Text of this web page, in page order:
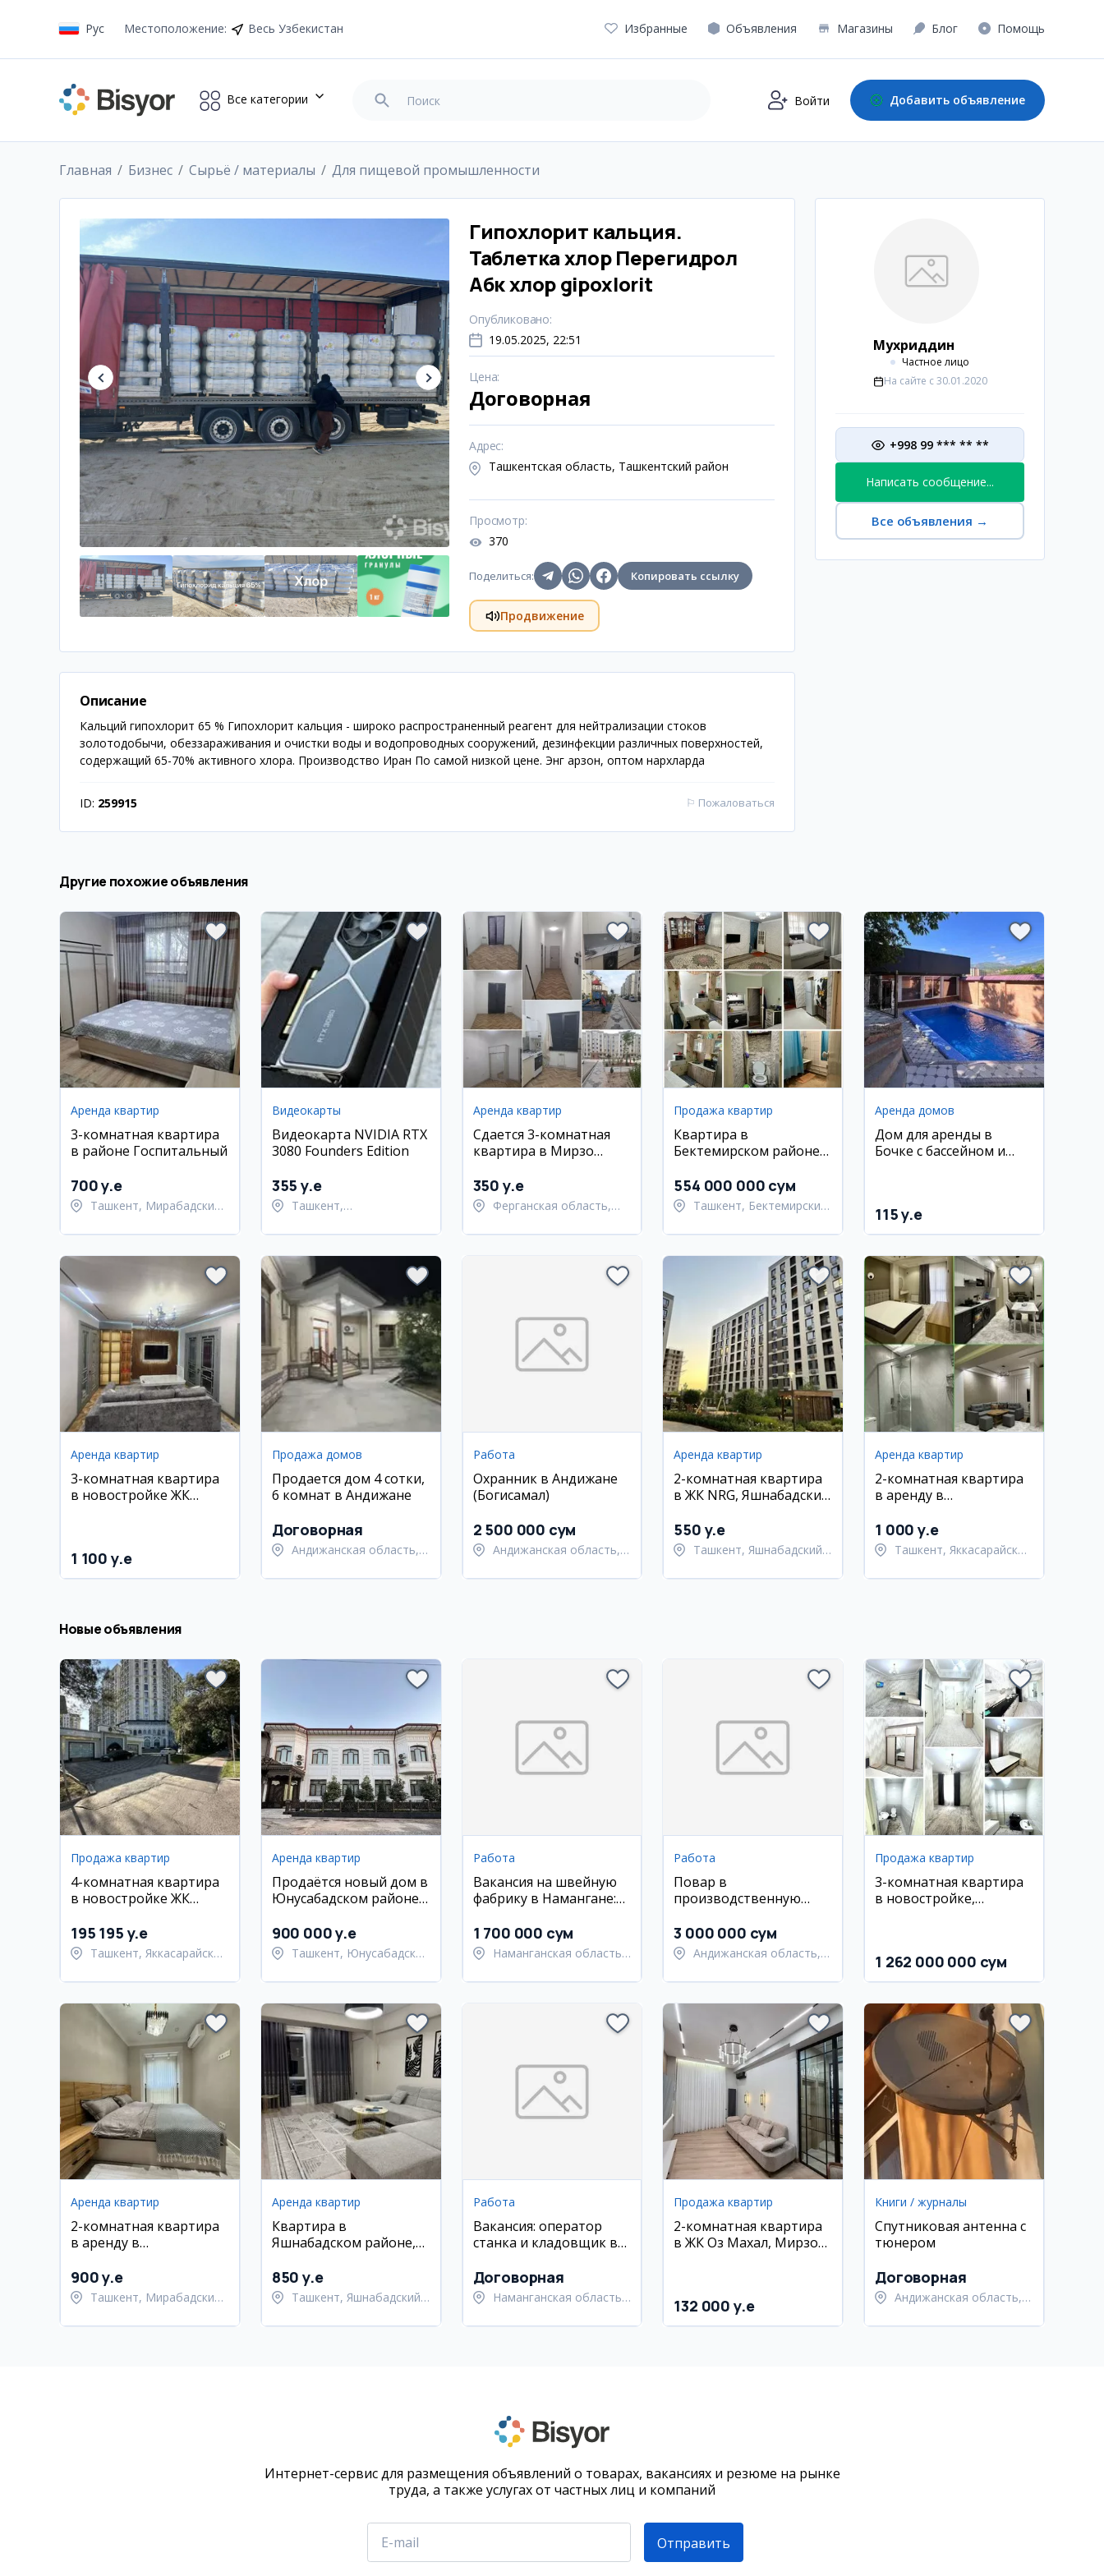
Рус Местоположение: Весь Узбекистан Избранные Объявления Магазины Блог Помощь
Все категории Войти Добавить объявление
Главная Бизнес Сырьё / материалы Для пищевой промышленности
Гипохлорит кальция.
Таблетка хлор Перегидрол
Абк хлор gipoxlorit
Опубликовано:
19.05.2025, 22:51
Цена:
Договорная
Адрес:
Ташкентская область, Ташкентский район
Просмотр:
370
Поделиться: Копировать ссылку
Продвижение
Описание
Кальций гипохлорит 65 % Гипохлорит кальция - широко распространенный реагент для нейтрализации стоков
золотодобычи, обеззараживания и очистки воды и водопроводных сооружений, дезинфекции различных поверхностей,
содержащий 65-70% активного хлора. Производство Иран По самой низкой цене. Энг арзон, оптом нархларда
ID: 259915 ⚐ Пожаловаться
Мухриддин
Частное лицо
На сайте с 30.01.2020
+998 99 *** ** **
Написать сообщение...
Все объявления →
Другие похожие объявления
Аренда квартир
3-комнатная квартира
в районе Госпитальный
700 y.e
Ташкент, Мирабадский
Видеокарты
Видеокарта NVIDIA RTX
3080 Founders Edition
355 y.e
Ташкент,
Аренда квартир
Сдается 3-комнатная
квартира в Мирзо
Янги Узбекистан
350 y.e
Ферганская область,
Продажа квартир
Квартира в
Бектемирском районе
554 000 000 сум
Ташкент, Бектемирский
Аренда домов
Дом для аренды в
Бочке с бассейном и
115 y.e
Аренда квартир
3-комнатная квартира
в новостройке ЖК
1 100 y.e
Продажа домов
Продается дом 4 сотки,
6 комнат в Андижане
Договорная
Андижанская область,
Работа
Охранник в Андижане
(Богисамал)
2 500 000 сум
Андижанская область,
Аренда квартир
2-комнатная квартира
в ЖК NRG, Яшнабадский
550 y.e
Ташкент, Яшнабадский
Аренда квартир
2-комнатная квартира
в аренду в
(Глинка)
1 000 y.e
Ташкент, Яккасарайский
Новые объявления
Продажа квартир
4-комнатная квартира
в новостройке ЖК
Яккасарайский район
195 195 y.e
Ташкент, Яккасарайский
Аренда квартир
Продаётся новый дом в
Юнусабадском районе,
соток
900 000 y.e
Ташкент, Юнусабадский
Работа
Вакансия на швейную
фабрику в Намангане:
уборщица
1 700 000 сум
Наманганская область,
Работа
Повар в
производственную
3 000 000 сум
Андижанская область,
Продажа квартир
3-комнатная квартира
в новостройке,
1 262 000 000 сум
Аренда квартир
2-комнатная квартира
в аренду в
58 м²
900 y.e
Ташкент, Мирабадский
Аренда квартир
Квартира в
Яшнабадском районе,
850 y.e
Ташкент, Яшнабадский
Работа
Вакансия: оператор
станка и кладовщик в
Договорная
Наманганская область,
Продажа квартир
2-комнатная квартира
в ЖК Оз Махал, Мирзо
132 000 y.e
Книги / журналы
Спутниковая антенна с
тюнером
Договорная
Андижанская область,
Интернет-сервис для размещения объявлений о товарах, вакансиях и резюме на рынке
труда, а также услугах от частных лиц и компаний
Отправить